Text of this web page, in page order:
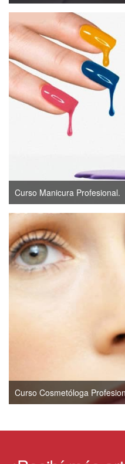
Curso Manicura Profesional.
Curso Cosmetóloga